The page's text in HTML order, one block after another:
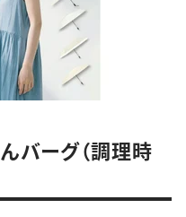
バーグ（調理時